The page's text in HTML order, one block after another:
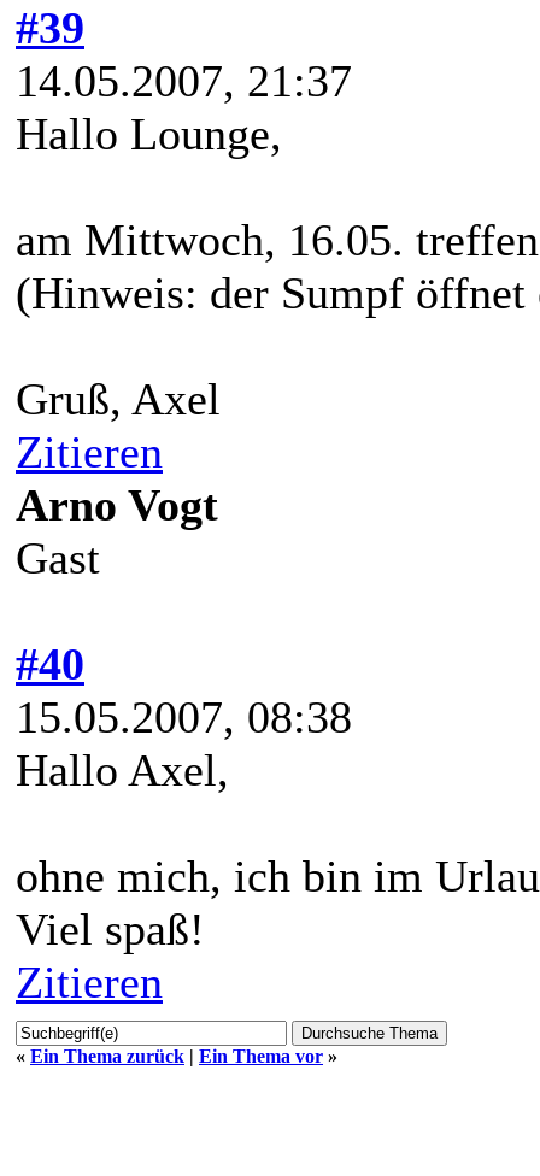
#39
14.05.2007, 21:37
Hallo Lounge,
am Mittwoch, 16.05.
(Hinweis: der Sumpf öffnet
Gruß, Axel
Zitieren
Arno Vogt
Gast
#40
15.05.2007, 08:38
Hallo Axel,
ohne mich, ich bin im
Viel spaß!
Zitieren
« Ein Thema zurück | Ein Thema vor »